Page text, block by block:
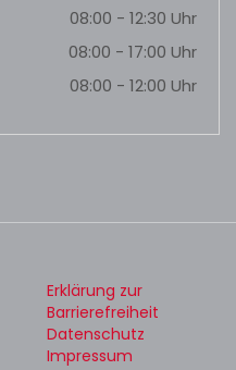
08:00 - 12:30 Uhr
08:00 - 17:00 Uhr
08:00 - 12:00 Uhr
Erklärung zur
Barrierefreiheit
Datenschutz
Impressum